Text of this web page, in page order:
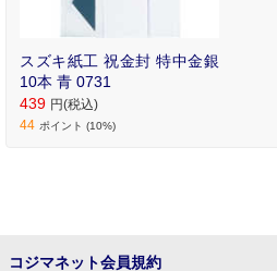
スズキ紙工 祝金封 特中金銀
10本 青 0731
439 円(税込)
44 ポイント (10%)
コジマネット会員規約